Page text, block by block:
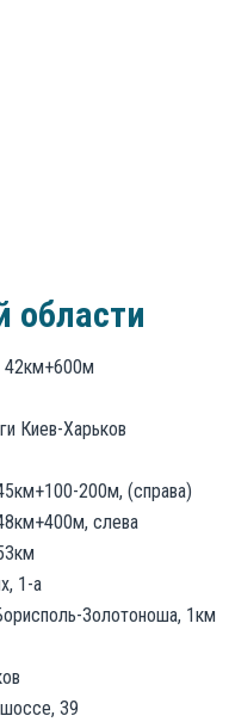
области
42км+600м
Киев-Харьков
200м, (справа)
слева
1-а
Золотоноша, 1км
39